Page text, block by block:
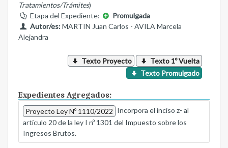
Tratamientos/Trámites)
Etapa del Expediente:
Promulgada
Autor/es:MARTIN Juan Carlos - AVILA Marcela
Alejandra
Texto Proyecto
Texto 1º Vuelta
Texto Promulgado
Expedientes Agregados:
Proyecto Ley Nº 1110/2022 Incorpora el inciso z- al
artículo 20 de la ley I nº 1301 del Impuesto sobre los
Ingresos Brutos.